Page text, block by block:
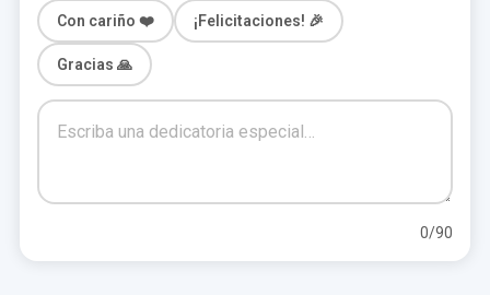
Con cariño ❤️ ¡Felicitaciones! 🎉
Gracias 🙏
0/90